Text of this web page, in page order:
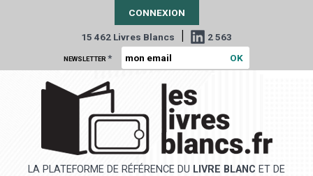
CONNEXION
15 462 Livres Blancs | 2 563
NEWSLETTER *
LA PLATEFORME DE RÉFÉRENCE DU LIVRE BLANC ET DE